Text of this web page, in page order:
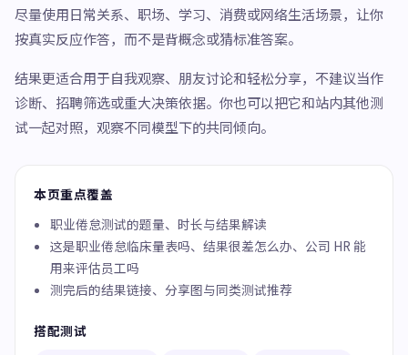
尽量使用日常关系、职场、学习、消费或网络生活场景，让你
按真实反应作答，而不是背概念或猜标准答案。
结果更适合用于自我观察、朋友讨论和轻松分享，不建议当作
诊断、招聘筛选或重大决策依据。你也可以把它和站内其他测
试一起对照，观察不同模型下的共同倾向。
本页重点覆盖
职业倦怠测试的题量、时长与结果解读
这是职业倦怠临床量表吗、结果很差怎么办、公司 HR 能
用来评估员工吗
测完后的结果链接、分享图与同类测试推荐
搭配测试